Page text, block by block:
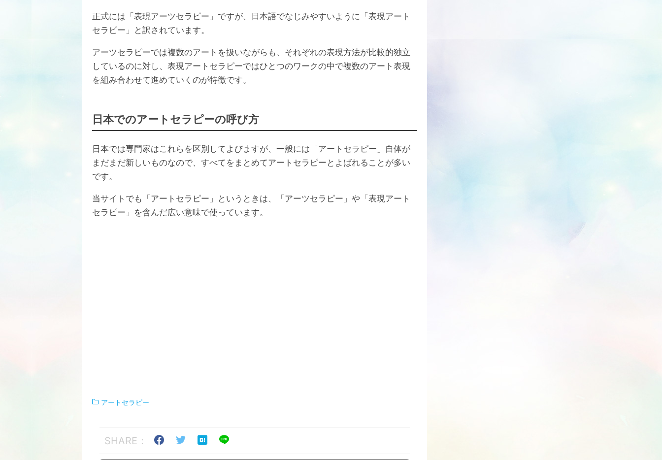
正式には「表現アーツセラピー」ですが、日本語でなじみやすいように「表現アート
セラピー」と訳されています。
アーツセラピーでは複数のアートを扱いながらも、それぞれの表現方法が比較的独立
しているのに対し、表現アートセラピーではひとつのワークの中で複数のアート表現
を組み合わせて進めていくのが特徴です。
日本でのアートセラピーの呼び方
日本では専門家はこれらを区別してよびますが、一般には「アートセラピー」自体が
まだまだ新しいものなので、すべてをまとめてアートセラピーとよばれることが多い
です。
当サイトでも「アートセラピー」というときは、「アーツセラピー」や「表現アート
セラピー」を含んだ広い意味で使っています。
アートセラピー
SHARE：